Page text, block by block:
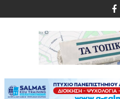
στο
περιεχόμενο